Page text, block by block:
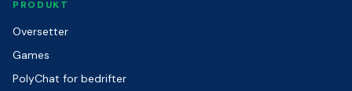
PRODUKT
Oversetter
Games
PolyChat for bedrifter